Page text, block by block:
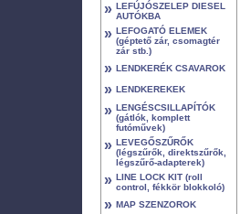
» LEFÚJÓSZELEP DIESEL
AUTÓKBA
» LEFOGATÓ ELEMEK
(géptető zár, csomagtér
zár stb.)
» LENDKERÉK CSAVAROK
» LENDKEREKEK
» LENGÉSCSILLAPÍTÓK
(gátlók, komplett
futóművek)
» LEVEGŐSZŰRŐK
(légszűrők, direktszűrők,
légszűrő-adapterek)
» LINE LOCK KIT (roll
control, fékkör blokkoló)
» MAP SZENZOROK